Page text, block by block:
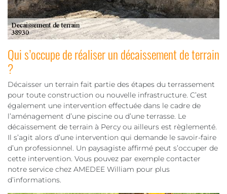
Qui s’occupe de réaliser un décaissement de terrain
?
Décaisser un terrain fait partie des étapes du terrassement
pour toute construction ou nouvelle infrastructure. C’est
également une intervention effectuée dans le cadre de
l’aménagement d’une piscine ou d’une terrasse. Le
décaissement de terrain à Percy ou ailleurs est règlementé.
Il s’agit alors d’une intervention qui demande le savoir-faire
d’un professionnel. Un paysagiste affirmé peut s’occuper de
cette intervention. Vous pouvez par exemple contacter
notre service chez AMEDEE William pour plus
d’informations.